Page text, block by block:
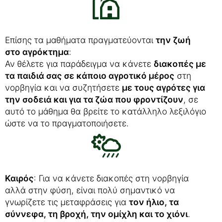
Επίσης τα μαθήματα πραγματεύονται την ζωή
στο αγρόκτημα:
Αν θέλετε για παράδειγμα να κάνετε διακοπές με
τα παιδιά σας σε κάποιο αγροτικό μέρος στη
νορβηγία και να συζητήσετε με τους αγρότες για
την σοδειά και για τα ζώα που φροντίζουν, σε
αυτό το μάθημα θα βρείτε το κατάλληλο λεξιλόγιο
ώστε να το πραγματοποιήσετε.
Καιρός: Για να κάνετε διακοπές στη νορβηγία
αλλά στην φύση, είναι πολύ σημαντικό να
γνωρίζετε τις μεταφράσεις για τον ήλιο, τα
σύννεφα, τη βροχή, την ομίχλη και το χιόνι.